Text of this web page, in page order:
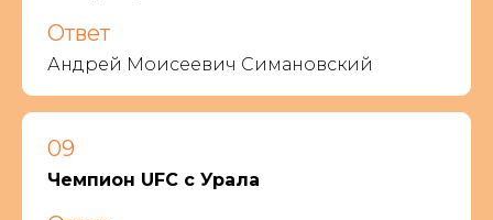
Ответ
Андрей Моисеевич Симановский
09
Чемпион UFC с Урала